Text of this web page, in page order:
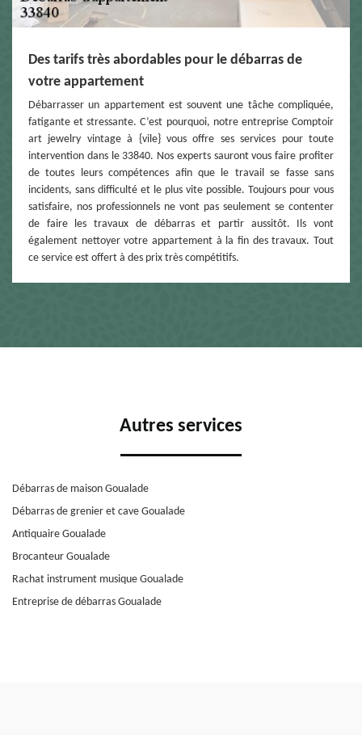
Des tarifs très abordables pour le débarras de
votre appartement
Débarrasser un appartement est souvent une tâche compliquée,
fatigante et stressante. C’est pourquoi, notre entreprise Comptoir
art jewelry vintage à {vile} vous offre ses services pour toute
intervention dans le 33840. Nos experts sauront vous faire profiter
de toutes leurs compétences afin que le travail se fasse sans
incidents, sans difficulté et le plus vite possible. Toujours pour vous
satisfaire, nos professionnels ne vont pas seulement se contenter
de faire les travaux de débarras et partir aussitôt. Ils vont
également nettoyer votre appartement à la fin des travaux. Tout
ce service est offert à des prix très compétitifs.
Autres services
Débarras de maison Goualade
Débarras de grenier et cave Goualade
Antiquaire Goualade
Brocanteur Goualade
Rachat instrument musique Goualade
Entreprise de débarras Goualade